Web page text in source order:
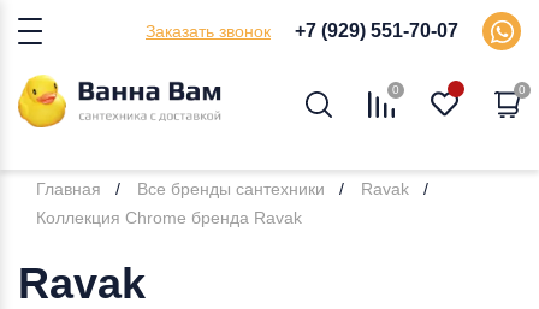
Заказать звонок +7 (929) 551-70-07
0 0
Главная Все бренды сантехники
Ravak
Коллекция Chrome бренда Ravak
Ravak